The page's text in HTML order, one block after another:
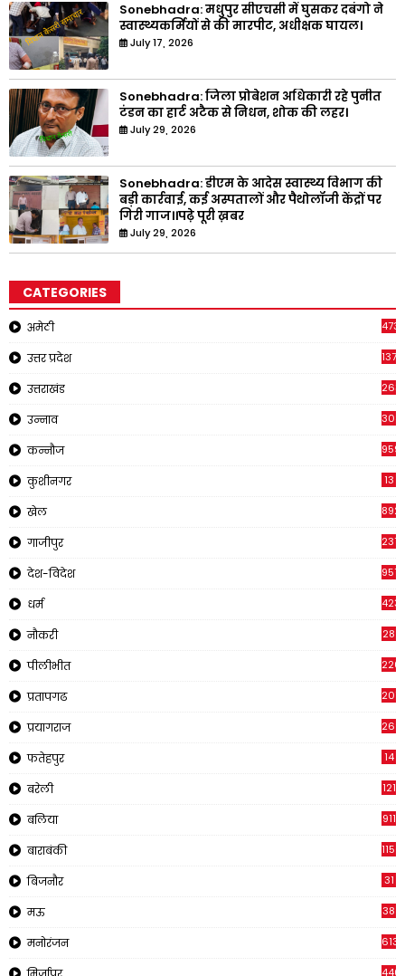
Sonebhadra: मधुपुर सीएचसी में घुसकर दबंगो ने
स्वास्थ्यकर्मियों से की मारपीट, अधीक्षक घायल।
July 17, 2026
Sonebhadra: जिला प्रोबेशन अधिकारी रहे पुनीत
टंडन का हार्ट अटैक से निधन, शोक की लहर।
July 29, 2026
Sonebhadra: डीएम के आदेस स्वास्थ्य विभाग की
बड़ी कार्रवाई, कई अस्पतालों और पैथोलॉजी केंद्रों पर
गिरी गाज।।पढ़े पूरी ख़बर
July 29, 2026
CATEGORIES
अमेठी 4735
उत्तर प्रदेश 1371
उत्तराखंड
उन्नाव 308
कन्नौज 959
कुशीनगर 13
खेल 892
गाजीपुर 237
देश-विदेश 957
धर्म 423
नौकरी 28
पीलीभीत
प्रतापगढ 2011
प्रयागराज 269
फतेहपुर 14
बरेली 121
बलिया 911
बाराबंकी 1150
बिजनौर 31
मऊ 38
मनोरंजन 613
440